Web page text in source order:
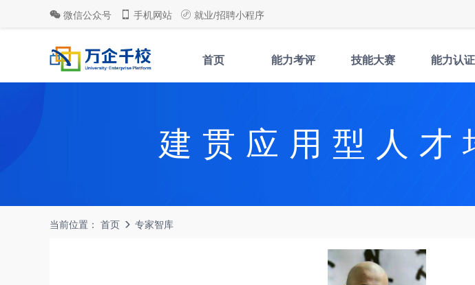
微信公众号 手机网站 就业/招聘小程序
首页 能力考评 技能大赛 能力认证
建贯应用型人才
当前位置： 首页 专家智库